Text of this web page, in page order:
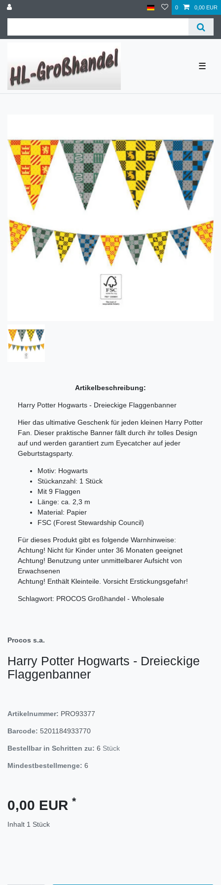
0 0,00 EUR
☰
Artikelbeschreibung:
Harry Potter Hogwarts - Dreieckige Flaggenbanner
Hier das ultimative Geschenk für jeden kleinen Harry Potter
Fan. Dieser praktische Banner fällt durch ihr tolles Design
auf und werden garantiert zum Eyecatcher auf jeder
Geburtstagsparty.
Motiv: Hogwarts
Stückanzahl: 1 Stück
Mit 9 Flaggen
Länge: ca. 2,3 m
Material: Papier
FSC (Forest Stewardship Council)
Für dieses Produkt gibt es folgende Warnhinweise:
Achtung! Nicht für Kinder unter 36 Monaten geeignet
Achtung! Benutzung unter unmittelbarer Aufsicht von
Erwachsenen
Achtung! Enthält Kleinteile. Vorsicht Erstickungsgefahr!
Schlagwort: PROCOS Großhandel - Wholesale
Procos s.a.
Harry Potter Hogwarts - Dreieckige
Flaggenbanner
Artikelnummer: PRO93377
Barcode: 5201184933770
Bestellbar in Schritten zu: 6 Stück
Mindestbestellmenge: 6
0,00 EUR *
Inhalt 1 Stück